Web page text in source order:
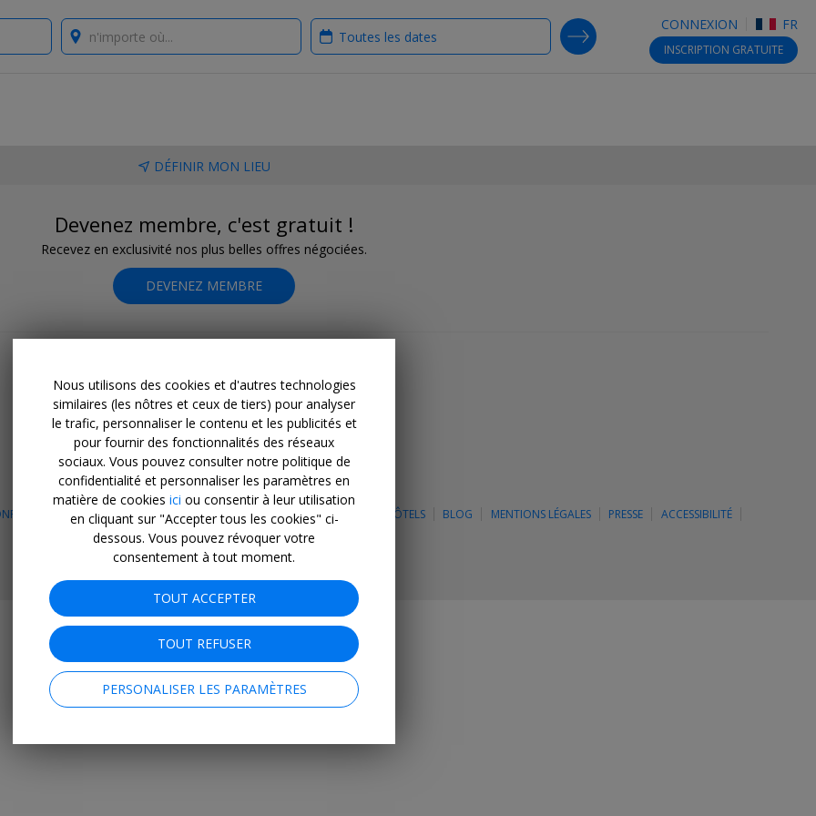
CONNEXION FR
INSCRIPTION GRATUITE
Where? When?
SEARCH DEALS
DÉFINIR MON LIEU
Devenez membre, c'est gratuit !
Recevez en exclusivité nos plus belles offres négociées.
DEVENEZ MEMBRE
OBTENEZ L'APPLI MOBILE
FacebookInstagramLinkedIn
& COOKIES CONDITIONS GÉNÉRALES PLAN DU SITE HÔTELS BLOG MENTIONS LÉGALES PRESSE
ACCESSIBILITÉ
OPPORTUNITÉ DE PARTENARIAT
© 2026 Travelzoo
Nous utilisons des cookies et d'autres technologies
similaires (les nôtres et ceux de tiers) pour analyser
le trafic, personnaliser le contenu et les publicités et
pour fournir des fonctionnalités des réseaux
sociaux. Vous pouvez consulter notre politique de
confidentialité et personnaliser les paramètres en
matière de cookies ici ou consentir à leur utilisation
en cliquant sur "Accepter tous les cookies" ci-
dessous. Vous pouvez révoquer votre
consentement à tout moment.
TOUT ACCEPTER
TOUT REFUSER
PERSONALISER LES PARAMÈTRES